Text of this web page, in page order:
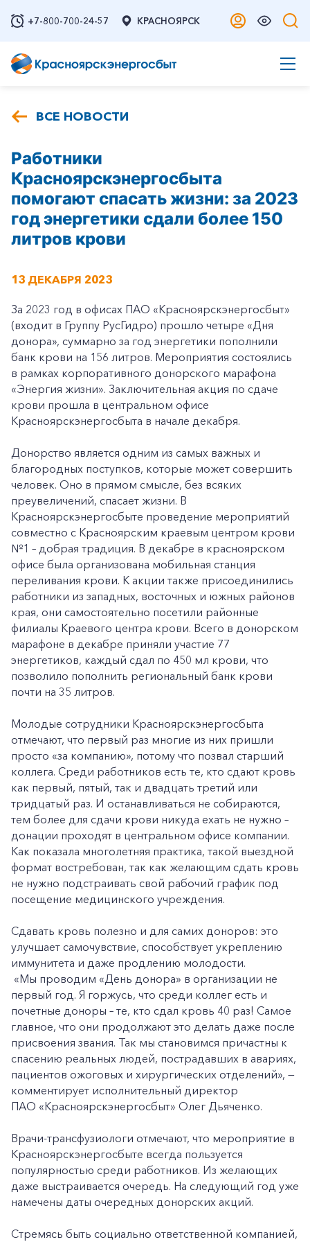
+7-800-700-24-57 КРАСНОЯРСК
ВСЕ НОВОСТИ
Работники
Красноярскэнергосбыта
помогают спасать жизни: за 2023
год энергетики сдали более 150
литров крови
13 ДЕКАБРЯ 2023
За 2023 год в офисах ПАО «Красноярскэнергосбыт»
(входит в Группу РусГидро) прошло четыре «Дня
донора», суммарно за год энергетики пополнили
банк крови на 156 литров. Мероприятия состоялись
в рамках корпоративного донорского марафона
«Энергия жизни». Заключительная акция по сдаче
крови прошла в центральном офисе
Красноярскэнергосбыта в начале декабря.
Донорство является одним из самых важных и
благородных поступков, которые может совершить
человек. Оно в прямом смысле, без всяких
преувеличений, спасает жизни. В
Красноярскэнергосбыте проведение мероприятий
совместно с Красноярским краевым центром крови
№1 – добрая традиция. В декабре в красноярском
офисе была организована мобильная станция
переливания крови. К акции также присоединились
работники из западных, восточных и южных районов
края, они самостоятельно посетили районные
филиалы Краевого центра крови. Всего в донорском
марафоне в декабре приняли участие 77
энергетиков, каждый сдал по 450 мл крови, что
позволило пополнить региональный банк крови
почти на 35 литров.
Молодые сотрудники Красноярскэнергосбыта
отмечают, что первый раз многие из них пришли
просто «за компанию», потому что позвал старший
коллега. Среди работников есть те, кто сдают кровь
как первый, пятый, так и двадцать третий или
тридцатый раз. И останавливаться не собираются,
тем более для сдачи крови никуда ехать не нужно –
донации проходят в центральном офисе компании.
Как показала многолетняя практика, такой выездной
формат востребован, так как желающим сдать кровь
не нужно подстраивать свой рабочий график под
посещение медицинского учреждения.
Сдавать кровь полезно и для самих доноров: это
улучшает самочувствие, способствует укреплению
иммунитета и даже продлению молодости.
«Мы проводим «День донора» в организации не
первый год. Я горжусь, что среди коллег есть и
почетные доноры – те, кто сдал кровь 40 раз! Самое
главное, что они продолжают это делать даже после
присвоения звания. Так мы становимся причастны к
спасению реальных людей, пострадавших в авариях,
пациентов ожоговых и хирургических отделений», —
комментирует исполнительный директор
ПАО «Красноярскэнергосбыт» Олег Дьяченко.
Врачи-трансфузиологи отмечают, что мероприятие в
Красноярскэнергосбыте всегда пользуется
популярностью среди работников. Из желающих
даже выстраивается очередь. На следующий год уже
намечены даты очередных донорских акций.
Стремясь быть социально ответственной компанией,